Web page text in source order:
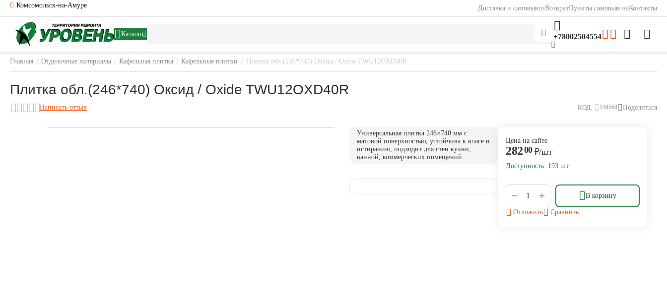
Комсомольск-на-Амуре Доставка и самовывозВозвратПункты самовывозаКонтакты
Каталог +78002504554
Главная / Отделочные материалы / Кафельная плитка / Кафельные плитки / Плитка обл.(246*740) Оксид / Oxide TWU12OXD40R
Плитка обл.(246*740) Оксид / Oxide TWU12OXD40R
Написать отзыв КОД: 159568 Поделиться
Универсальная плитка 246×740 мм с
матовой поверхностью, устойчива к влаге и
истиранию, подходит для стен кухни,
ванной, коммерческих помещений.
Цена на сайте
28200 ₽/шт
Доступность: 193 шт
+
− В корзину
Отложить Сравнить